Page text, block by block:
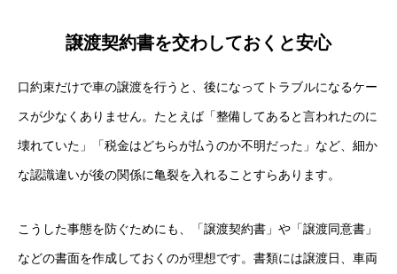
譲渡契約書を交わしておくと安心
口約束だけで車の譲渡を行うと、後になってトラブルになるケー
スが少なくありません。たとえば「整備してあると言われたのに
壊れていた」「税金はどちらが払うのか不明だった」など、細か
な認識違いが後の関係に亀裂を入れることすらあります。
こうした事態を防ぐためにも、「譲渡契約書」や「譲渡同意書」
などの書面を作成しておくのが理想です。書類には譲渡日、車両